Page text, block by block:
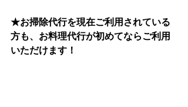
★お掃除代行を現在ご利用されている
方も、お料理代行が初めてならご利用
いただけます！